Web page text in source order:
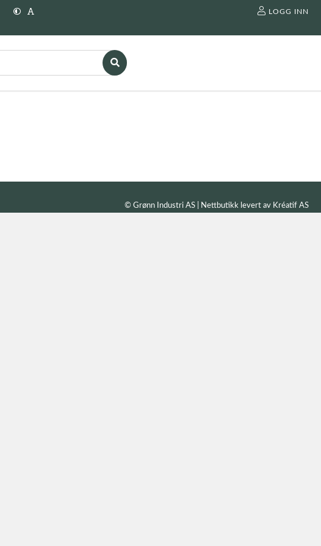
LOGG INN
© Grønn Industri AS | Nettbutikk levert av Kréatif AS